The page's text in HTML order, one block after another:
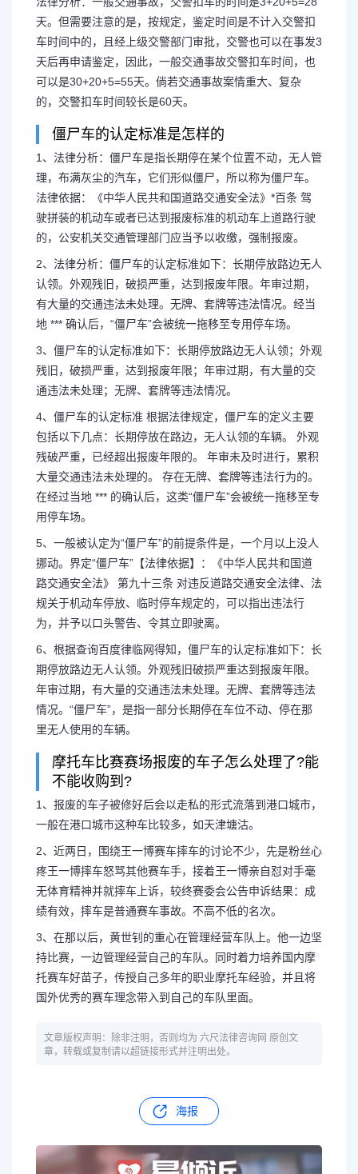
天。但需要注意的是，按规定，鉴定时间是不计入交警扣
车时间中的，且经上级交警部门审批，交警也可以在事发3
天后再申请鉴定，因此，一般交通事故交警扣车时间，也
可以是30+20+5=55天。倘若交通事故案情重大、复杂
的，交警扣车时间较长是60天。
僵尸车的认定标准是怎样的
1、法律分析：僵尸车是指长期停在某个位置不动，无人管
理，布满灰尘的汽车，它们形似僵尸，所以称为僵尸车。
法律依据：《中华人民共和国道路交通安全法》*百条 驾
驶拼装的机动车或者已达到报废标准的机动车上道路行驶
的，公安机关交通管理部门应当予以收缴，强制报废。
2、法律分析：僵尸车的认定标准如下：长期停放路边无人
认领。外观残旧，破损严重，达到报废年限。年审过期，
有大量的交通违法未处理。无牌、套牌等违法情况。经当
地 *** 确认后，“僵尸车”会被统一拖移至专用停车场。
3、僵尸车的认定标准如下：长期停放路边无人认领；外观
残旧，破损严重，达到报废年限；年审过期，有大量的交
通违法未处理；无牌、套牌等违法情况。
4、僵尸车的认定标准 根据法律规定，僵尸车的定义主要
包括以下几点：长期停放在路边，无人认领的车辆。 外观
残破严重，已经超出报废年限的。 年审未及时进行，累积
大量交通违法未处理的。 存在无牌、套牌等违法行为的。
在经过当地 *** 的确认后，这类“僵尸车”会被统一拖移至专
用停车场。
5、一般被认定为“僵尸车”的前提条件是，一个月以上没人
挪动。界定“僵尸车”【法律依据】：《中华人民共和国道
路交通安全法》 第九十三条 对违反道路交通安全法律、法
规关于机动车停放、临时停车规定的，可以指出违法行
为，并予以口头警告、令其立即驶离。
6、根据查询百度律临网得知，僵尸车的认定标准如下：长
期停放路边无人认领。外观残旧破损严重达到报废年限。
年审过期，有大量的交通违法未处理。无牌、套牌等违法
情况。“僵尸车”，是指一部分长期停在车位不动、停在那
里无人使用的车辆。
摩托车比赛赛场报废的车子怎么处理了?能
不能收购到?
1、报废的车子被修好后会以走私的形式流落到港口城市，
一般在港口城市这种车比较多，如天津塘沽。
2、近两日，围绕王一博赛车摔车的讨论不少，先是粉丝心
疼王一博摔车怒骂其他赛车手，接着王一博亲自怼对手毫
无体育精神并就摔车上诉，较终赛委会公告申诉结果：成
绩有效，摔车是普通赛车事故。不高不低的名次。
3、在那以后，黄世钊的重心在管理经营车队上。他一边坚
持比赛，一边管理经营自己的车队。同时着力培养国内摩
托赛车好苗子，传授自己多年的职业摩托车经验，并且将
国外优秀的赛车理念带入到自己的车队里面。
文章版权声明：除非注明，否则均为 六尺法律咨询网 原创文
章，转载或复制请以超链接形式并注明出处。
海报